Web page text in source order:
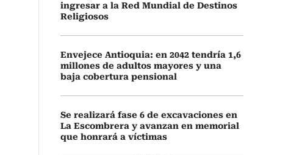
ingresar a la Red Mundial de Destinos
Religiosos
Envejece Antioquia: en 2042 tendría 1,6
millones de adultos mayores y una
baja cobertura pensional
Se realizará fase 6 de excavaciones en
La Escombrera y avanzan en memorial
que honrará a víctimas